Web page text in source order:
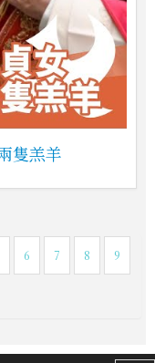
隻羔羊
6 7 8 9